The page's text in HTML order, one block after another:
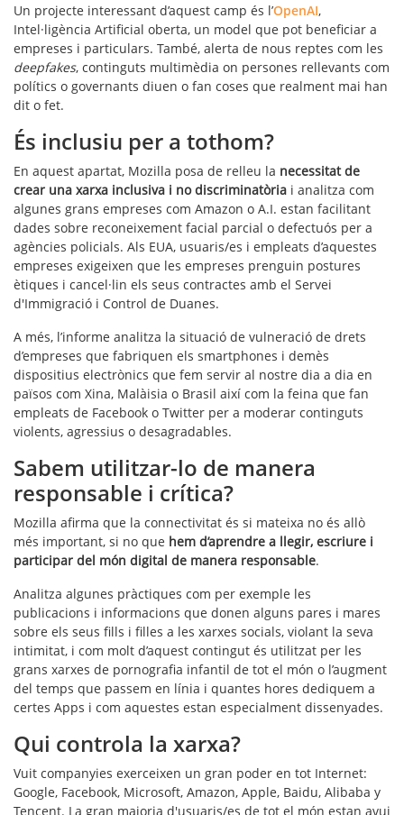
Un projecte interessant d’aquest camp és l’OpenAI,
Intel·ligència Artificial oberta, un model que pot beneficiar a
empreses i particulars. També, alerta de nous reptes com les
deepfakes, continguts multimèdia on persones rellevants com
polítics o governants diuen o fan coses que realment mai han
dit o fet.
És inclusiu per a tothom?
En aquest apartat, Mozilla posa de relleu la necessitat de
crear una xarxa inclusiva i no discriminatòria i analitza com
algunes grans empreses com Amazon o A.I. estan facilitant
dades sobre reconeixement facial parcial o defectuós per a
agències policials. Als EUA, usuaris/es i empleats d’aquestes
empreses exigeixen que les empreses prenguin postures
ètiques i cancel·lin els seus contractes amb el Servei
d'Immigració i Control de Duanes.
A més, l’informe analitza la situació de vulneració de drets
d’empreses que fabriquen els smartphones i demès
dispositius electrònics que fem servir al nostre dia a dia en
països com Xina, Malàisia o Brasil així com la feina que fan
empleats de Facebook o Twitter per a moderar continguts
violents, agressius o desagradables.
Sabem utilitzar-lo de manera
responsable i crítica?
Mozilla afirma que la connectivitat és si mateixa no és allò
més important, si no que hem d’aprendre a llegir, escriure i
participar del món digital de manera responsable.
Analitza algunes pràctiques com per exemple les
publicacions i informacions que donen alguns pares i mares
sobre els seus fills i filles a les xarxes socials, violant la seva
intimitat, i com molt d’aquest contingut és utilitzat per les
grans xarxes de pornografia infantil de tot el món o l’augment
del temps que passem en línia i quantes hores dediquem a
certes Apps i com aquestes estan especialment dissenyades.
Qui controla la xarxa?
Vuit companyies exerceixen un gran poder en tot Internet:
Google, Facebook, Microsoft, Amazon, Apple, Baidu, Alibaba y
Tencent. La gran majoria d'usuaris/es de tot el món estan avui